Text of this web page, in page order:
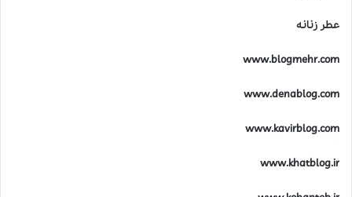
عطر زنانه
www.blogmehr.com
www.denablog.com
www.kavirblog.com
www.khatblog.ir